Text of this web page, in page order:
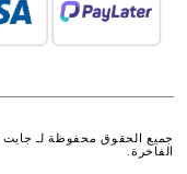
جميع الحقوق محفوظة لـ جايت 2025 © من مجموعة
الفاخرة.